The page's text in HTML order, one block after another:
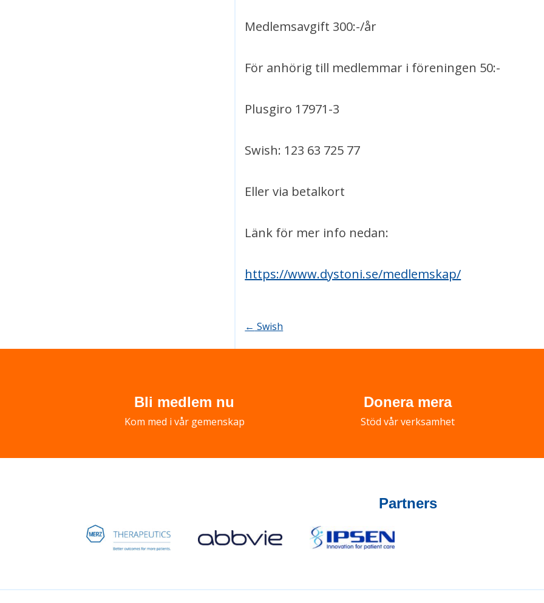
Medlemsavgift 300:-/år
För anhörig till medlemmar i föreningen 50:-
Plusgiro 17971-3
Swish: 123 63 725 77
Eller via betalkort
Länk för mer info nedan:
https://www.dystoni.se/medlemskap/
Post
← Swish
Bli medlem nu
Kom med i vår gemenskap
Donera mera
Stöd vår verksamhet
Partners